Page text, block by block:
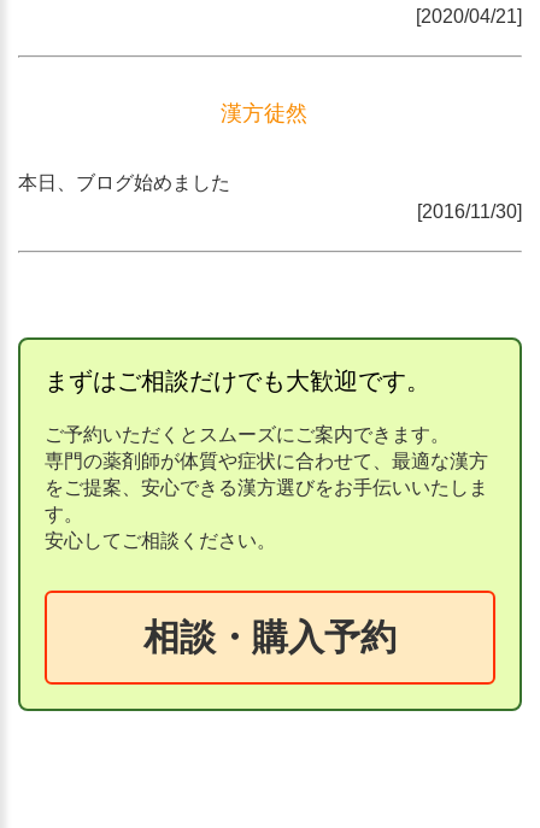
[2020/04/21]
漢方徒然
本日、ブログ始めました
[2016/11/30]
まずはご相談だけでも大歓迎です。
ご予約いただくとスムーズにご案内できます。
専門の薬剤師が体質や症状に合わせて、最適な漢方
をご提案、安心できる漢方選びをお手伝いいたしま
す。
安心してご相談ください。
相談・購入予約